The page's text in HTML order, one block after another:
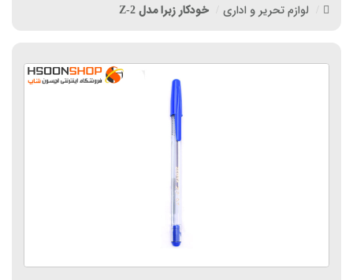
لوازم تحریر و اداری خودکار زبرا مدل Z-2